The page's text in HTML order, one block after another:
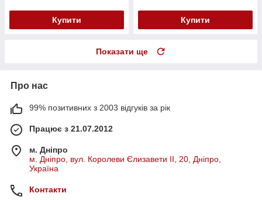
Купити Купити
Показати ще
Про нас
99% позитивних з 2003 відгуків за рік
Працює з 21.07.2012
м. Дніпро
м. Дніпро, вул. Королеви Єлизавети ІІ, 20, Дніпро,
Україна
Контакти